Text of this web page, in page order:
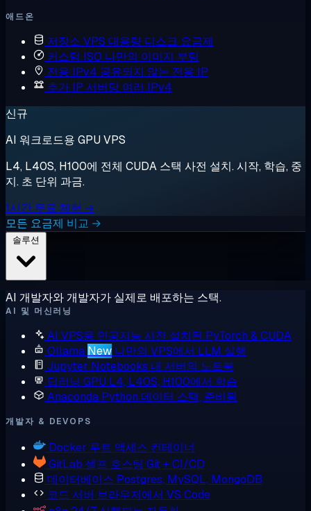
애드온
저장소 VPS 대용량 디스크 요금제
커스텀 ISO 나만의 이미지 부팅
전용 IPv4 공유되지 않는 전용 IP
추가 IP 서버당 여러 IPv4
신규
AI 워크로드용 GPU VPS
L4, L40S, H100에 전체 CUDA 스택 사전 설치. 시작, 학습, 중
지. 초 단위 과금.
1시간 무료 체험 →
모든 요금제 비교 →
AI 개발자와 개발자가 실제로 배포하는 스택.
AI 및 머신러닝
AI VPS용 인공지능 사전 설치된 PyTorch & CUDA
Ollama New 나만의 VPS에서 LLM 실행
Jupyter Notebooks 내 서버의 노트북
딥러닝 GPU L4, L40S, H100에서 학습
Anaconda Python 데이터 스택, 준비됨
개발자 & DEVOPS
Docker 루트 액세스 컨테이너
GitLab 셀프 호스팅 Git + CI/CD
데이터베이스 Postgres, MySQL, MongoDB
코드 서버 브라우저에서 VS Code